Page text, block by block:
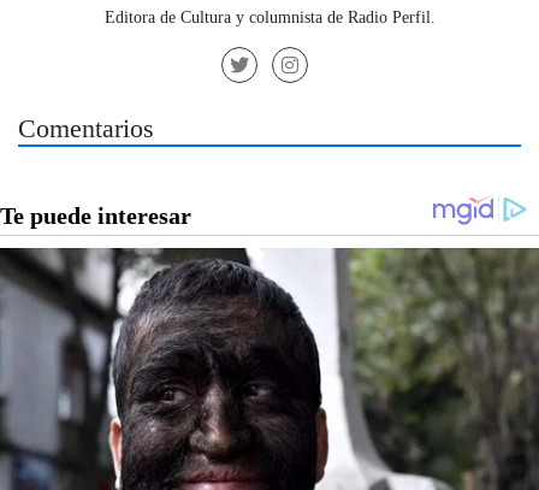
Editora de Cultura y columnista de Radio Perfil.
Comentarios